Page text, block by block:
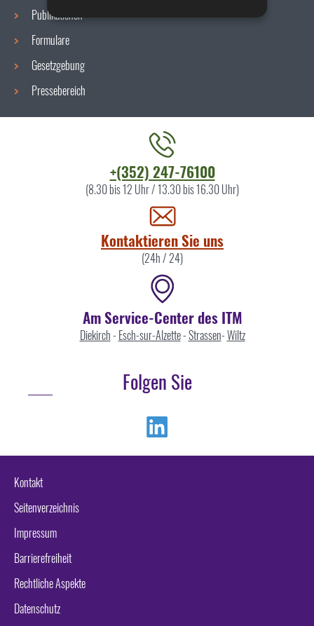
Publikationen
Formulare
Gesetzgebung
Pressebereich
+(352) 247-76100
(8.30 bis 12 Uhr / 13.30 bis 16.30 Uhr)
Kontaktieren Sie uns
(24h / 24)
Am Service-Center des ITM
Diekirch- Esch-sur-Alzette-Strassen-Wiltz
Folgen Sie
Kontakt
Seitenverzeichnis
Impressum
Barrierefreiheit
Rechtliche Aspekte
Datenschutz